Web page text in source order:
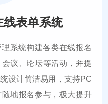
线表单系统
系统构建各类在线报名
议、论坛等活动，并提
设计简洁易用，支持PC
地报名参与，极大提升